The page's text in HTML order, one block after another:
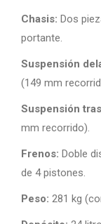
Chasis: Dos
portante.
Suspensión
(149 mm
Suspensión
mm recorrido).
Frenos: Doble
de 4 pistones.
Peso: 281 kg